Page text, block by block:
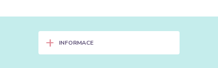
+ INFORMACE